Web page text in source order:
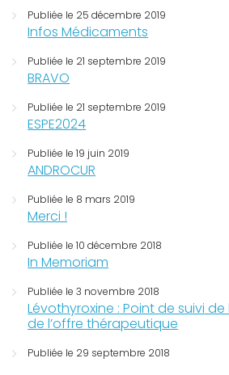
Publiée le 25 décembre 2019
Infos Médicaments
Publiée le 21 septembre 2019
BRAVO
Publiée le 21 septembre 2019
ESPE2024
Publiée le 19 juin 2019
ANDROCUR
Publiée le 8 mars 2019
Merci !
Publiée le 10 décembre 2018
In Memoriam
Publiée le 3 novembre 2018
Lévothyroxine : Point de suivi
de l’offre thérapeutique
Publiée le 29 septembre 2018